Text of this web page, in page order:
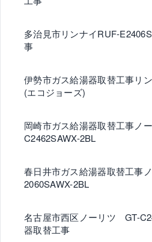
多治見市リンナイRUF-
事
伊勢市ガス給湯器取替工事リ
(エコジョーズ)
岡崎市ガス給湯器取替工事ノ
C2462SAWX-2BL
春日井市ガス給湯器取替工事
2060SAWX-2BL
名古屋市西区ノーリツ GT-
器取替工事